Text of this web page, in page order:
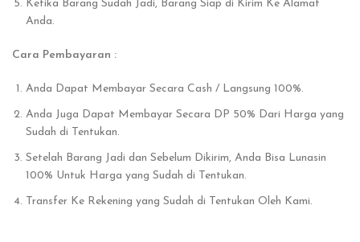
Ketika Barang Sudah Jadi, Barang Siap di Kirim Ke Alamat
Anda.
Cara Pembayaran :
Anda Dapat Membayar Secara Cash / Langsung 100%.
Anda Juga Dapat Membayar Secara DP 50% Dari Harga yang
Sudah di Tentukan.
Setelah Barang Jadi dan Sebelum Dikirim, Anda Bisa Lunasin
100% Untuk Harga yang Sudah di Tentukan.
Transfer Ke Rekening yang Sudah di Tentukan Oleh Kami.